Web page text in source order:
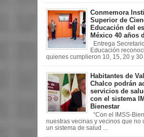
Conmemora
Superior de
Educación del
México 40 años
Entrega
Educación
quienes cumplieron 10, 15, 20 y 30
Habitantes de
Chalco podrán
servicios de
con el sistema
Bienestar
“Con el IMSS-
nuestras vecinas y vecinos que no
un sistema de salud ...